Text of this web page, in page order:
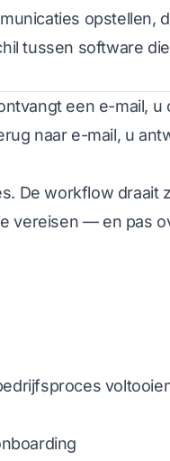
opstellen,
tussen software
een e-mail, u
naar e-mail, u
De workflow draait
vereisen — en pas